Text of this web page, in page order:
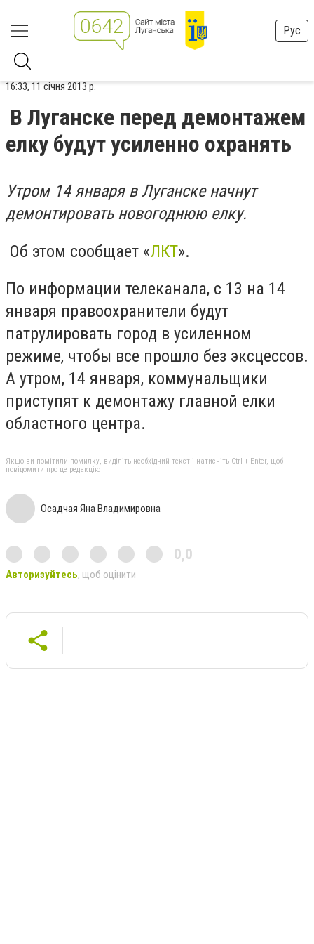
Рус
16:33, 11 січня 2013 р.
В Луганске перед демонтажем
елку будут усиленно охранять
Утром 14 января в Луганске начнут
демонтировать новогоднюю елку.
Об этом сообщает «ЛКТ».
По информации телеканала, с 13 на 14
января правоохранители будут
патрулировать город в усиленном
режиме, чтобы все прошло без эксцессов.
А утром, 14 января, коммунальщики
приступят к демонтажу главной елки
областного центра.
Якщо ви помітили помилку, виділіть необхідний текст і натисніть Ctrl + Enter, щоб
повідомити про це редакцію
Осадчая Яна Владимировна
0,0
Авторизуйтесь, щоб оцінити